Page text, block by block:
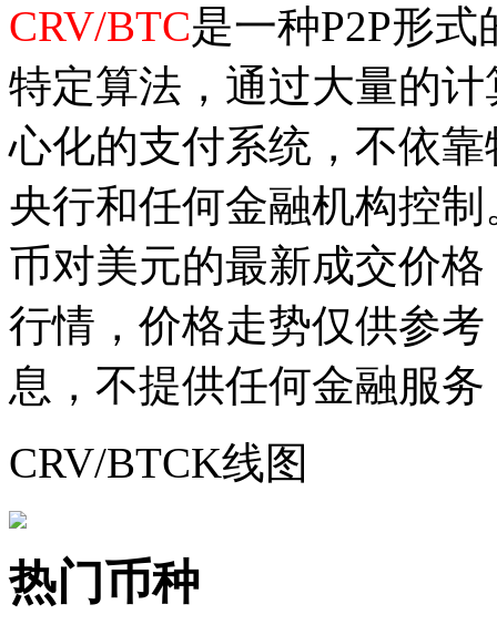
CRV/BTC是一种P2P形
特定算法，通过大量的
心化的支付系统，不依
央行和任何金融机构控
币对美元的最新成交价
行情，价格走势仅供参
息，不提供任何金融服
CRV/BTCK线图
热门币种